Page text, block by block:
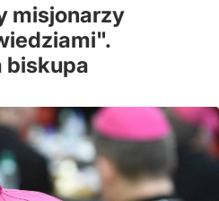
misjonarzy
biskupa